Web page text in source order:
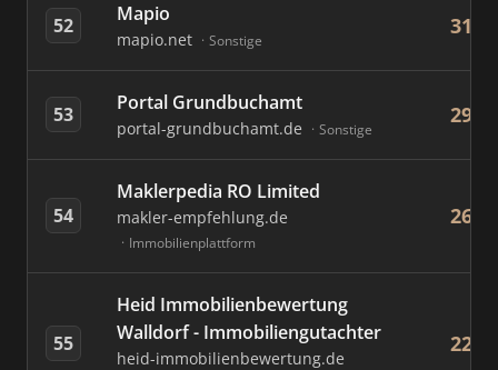
52 Mapio
mapio.net Sonstige
31
53 Portal Grundbuchamt
portal-grundbuchamt.de Sonstige
29
54
Maklerpedia RO Limited
makler-empfehlung.de
Immobilienplattform
26
55
Heid Immobilienbewertung
Walldorf - Immobiliengutachter
heid-immobilienbewertung.de
22